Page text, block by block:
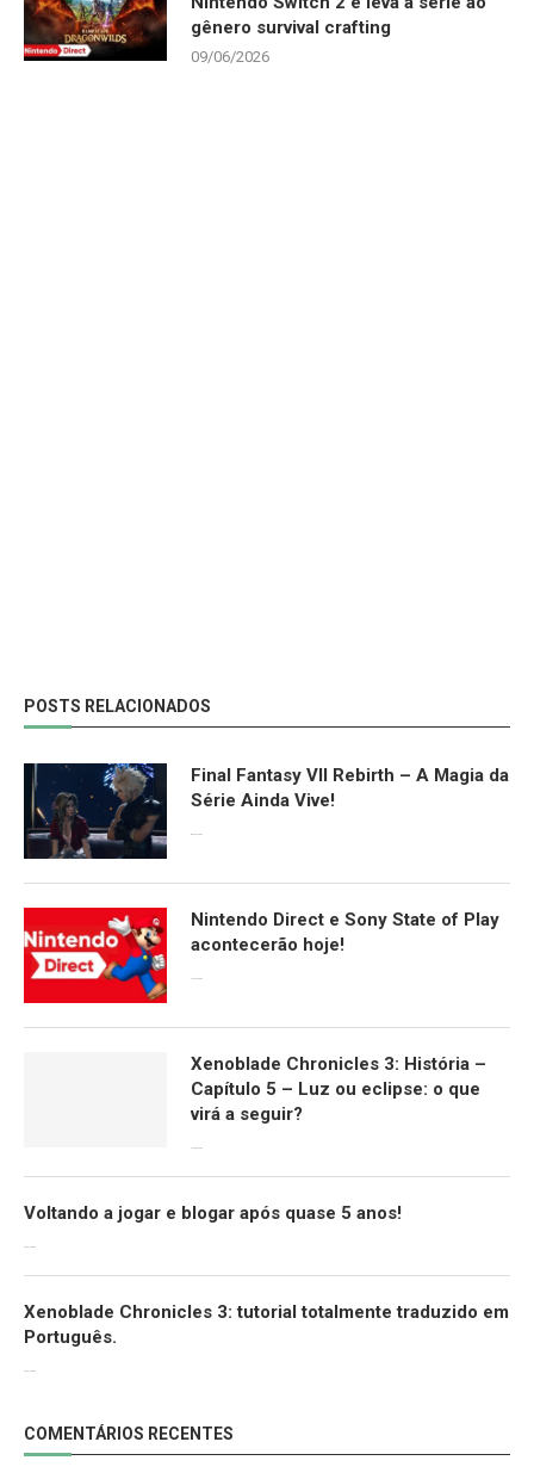
gênero survival crafting
09/06/2026
POSTS RELACIONADOS
Final Fantasy VII Rebirth – A Magia da
Série Ainda Vive!
Nintendo Direct e Sony State of Play
acontecerão hoje!
Xenoblade Chronicles 3: História –
Capítulo 5 – Luz ou eclipse: o que
virá a seguir?
Voltando a jogar e blogar após quase 5 anos!
Xenoblade Chronicles 3: tutorial totalmente traduzido em
Português.
COMENTÁRIOS RECENTES